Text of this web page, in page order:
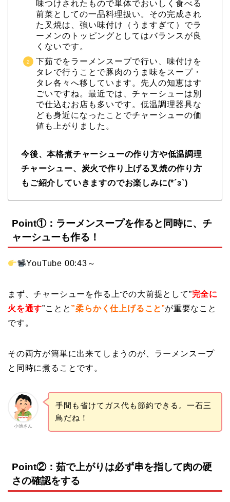
味つけされたもので単体でおいしく食べる
前菜としての一品料理扱い。その完成され
た叉焼は、強い味付け（うますぎて）でラ
ーメンのトッピングとしてはバランスが良
くないです。
下茹でをラーメンスープで行い、味付けを
タレで行うことで豚肉のうま味をスープ・
タレ各々へ移しています。先人の知恵はす
ごいですね。最近では、チャーシューは別
で仕込むお店も多いです。低温調理器具な
ども身近になったことでチャーシューの価
値も上がりました。
今後、本格煮チャーシューの作り方や低温調理
チャーシュー、炭火で作り上げる叉焼の作り方
もご紹介していきますのでお楽しみに(*´з`)
Point①：ラーメンスープを作ると同時に、チ
ャーシューも作る！
YouTube 00:43～
まず、チャーシューを作る上での大前提として”完全に
火を通す”ことと ”柔らかく仕上げること”が重要なこと
です。
その両方が簡単に出来てしまうのが、ラーメンスープ
と同時に煮ることです。
小池さん
手間も省けてガス代も節約できる。一石三
鳥だね！
Point②：茹で上がりは必ず串を指して肉の硬
さの確認をする